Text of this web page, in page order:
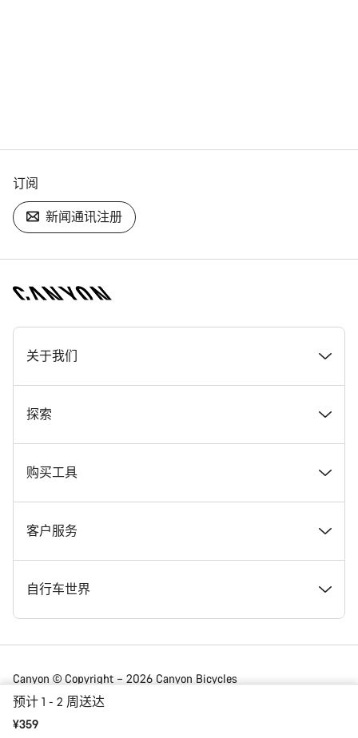
预计 1 - 2 周送达
¥359
订阅
新闻通讯注册
[footer.linksList.title]
关于我们
奖项
在 Canyon 工作
Canyon 新闻发布室
条款和条件
法律披露
数据保护声明
探索
新闻和故事
提示和建议
Canyon Home Koblenz
会员礼遇
Canyon App
购买工具
找到您梦寐以求的 Canyon 自行车
现货自行车
找到您的 Canyon 尺寸
自行车对比
客户服务
支持中心
服务网点
送货
自行车世界
公路车
砾石车
Canyon © Copyright – 2026 Canyon Bicycles
GmbH – 保留所有权利